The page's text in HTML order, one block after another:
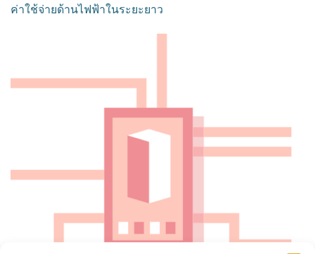
ค่าใช้จ่ายด้านไฟฟ้าในระยะยาว